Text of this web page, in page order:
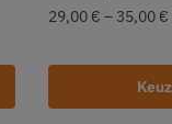
29,00 € – 35,00 €